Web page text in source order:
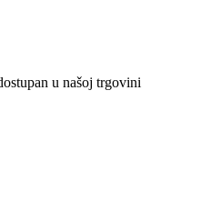
u našoj trgovini